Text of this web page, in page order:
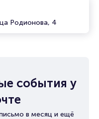
Родионова, 4
события у
в месяц и ещё